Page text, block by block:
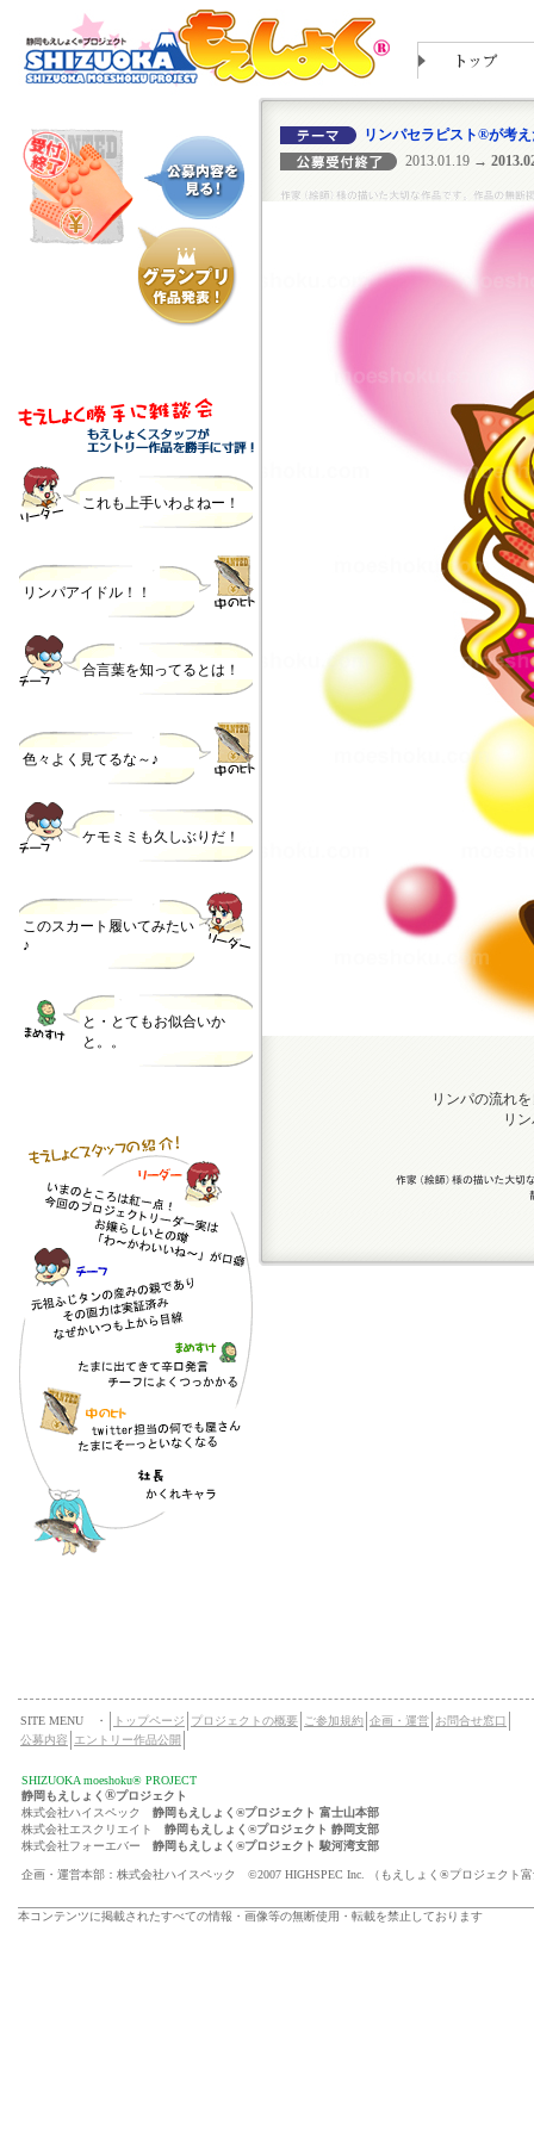
これも上手いわよねー！
リンパアイドル！！
合言葉を知ってるとは！
色々よく見てるな～♪
ケモミミも久しぶりだ！
このスカート履いてみたい
♪
と・とてもお似合いか
と。。
リンパセラピスト®が考
2013.01.19 →
リンパの流れ
リ
SITE MENU ・ トップページ プロジェクトの概要 ご参加規約 企画・運営 お問合せ窓口
公募内容
エントリー作品公開
SHIZUOKA moeshoku® PROJECT
静岡もえしょく ®プロジェクト
株式会社ハイスペック 静岡もえしょく®プロジェクト 富士山本部
株式会社エスクリエイト 静岡もえしょく®プロジェクト 静岡支部
株式会社フォーエバー 静岡もえしょく®プロジェクト 駿河湾支部
企画・運営本部：株式会社ハイスペック ©2007 HIGHSPEC Inc. （もえしょく®プロジェクト
本コンテンツに掲載されたすべての情報・画像等の無断使用・転載を禁止しております